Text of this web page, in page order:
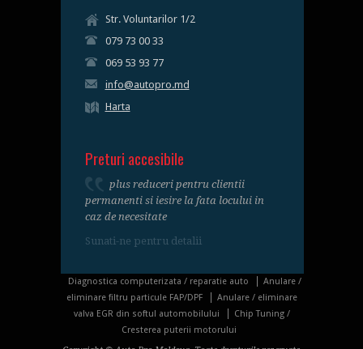
Str. Voluntarilor 1/2
079 73 00 33
069 53 93 77
info@autopro.md
Harta
Preturi accesibile
plus reduceri pentru clientii
permanenti si iesire la fata locului in
caz de necesitate
Sunati-ne pentru detalii
Diagnostica computerizata / reparatie auto
Anulare /
eliminare filtru particule FAP/DPF
Anulare / eliminare
valva EGR din softul automobilului
Chip Tuning /
Cresterea puterii motorului